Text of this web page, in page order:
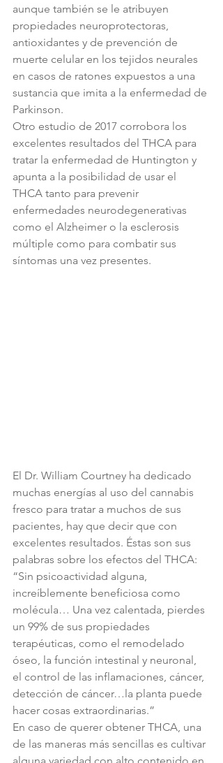
aunque también se le atribuyen
propiedades neuroprotectoras,
antioxidantes y de prevención de
muerte celular en los tejidos neurales
en casos de ratones expuestos a una
sustancia que imita a la enfermedad de
Parkinson.
Otro estudio de 2017 corrobora los
excelentes resultados del THCA para
tratar la enfermedad de Huntington y
apunta a la posibilidad de usar el
THCA tanto para prevenir
enfermedades neurodegenerativas
como el Alzheimer o la esclerosis
múltiple como para combatir sus
síntomas una vez presentes.
El Dr. William Courtney ha dedicado
muchas energías al uso del cannabis
fresco para tratar a muchos de sus
pacientes, hay que decir que con
excelentes resultados. Éstas son sus
palabras sobre los efectos del THCA:
“Sin psicoactividad alguna,
increíblemente beneficiosa como
molécula… Una vez calentada, pierdes
un 99% de sus propiedades
terapéuticas, como el remodelado
óseo, la función intestinal y neuronal,
el control de las inflamaciones, cáncer,
detección de cáncer…la planta puede
hacer cosas extraordinarias.”
En caso de querer obtener THCA, una
de las maneras más sencillas es cultivar